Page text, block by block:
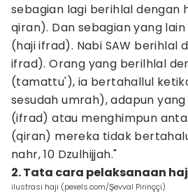
sebagian lagi berihlal dengan
qiran). Dan sebagian yang
(haji ifrad). Nabi SAW berihlal
ifrad). Orang yang berilhlal
(tamattu'), ia bertahallul
sesudah umrah), adapun
(ifrad) atau menghimpun
(qiran) mereka tidak
nahr, 10 Dzulhijjah."
2. Tata cara pelaksanaan
ilustrasi haji (pexels.com/Şevval Pirinççi)